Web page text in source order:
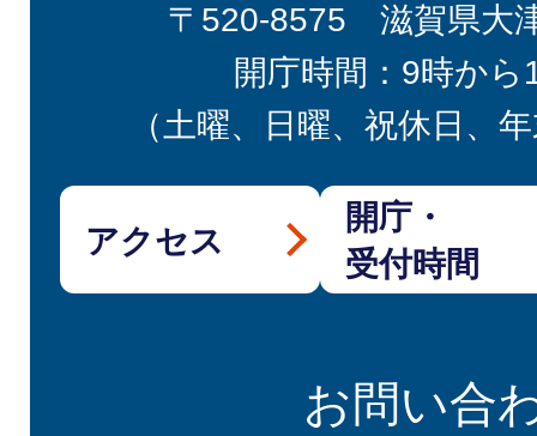
〒520-8575 滋賀県大
開庁時間：9時から
（土曜、日曜、祝休日、
アクセス
開庁・
受付時間
お問い合